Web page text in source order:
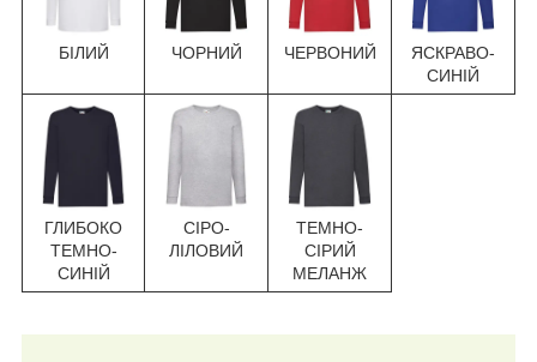
БІЛИЙ ЧОРНИЙ ЧЕРВОНИЙ
ЯСКРАВО-
СИНІЙ
ГЛИБОКО
ТЕМНО-
СИНІЙ
СІРО-
ЛІЛОВИЙ
ТЕМНО-
СІРИЙ
МЕЛАНЖ